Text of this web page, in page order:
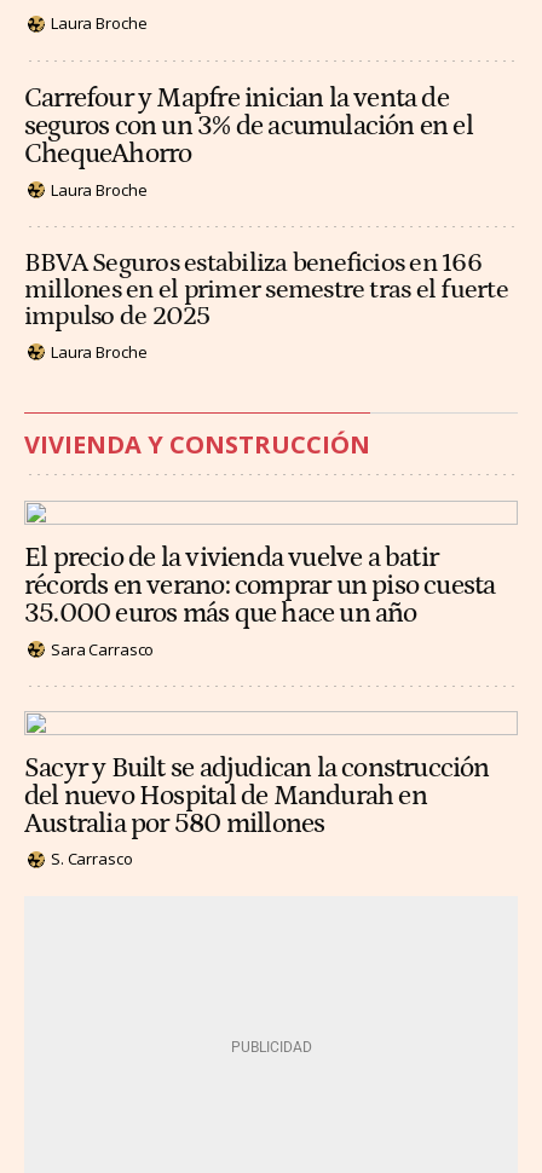
Laura Broche
Carrefour y Mapfre inician la venta de
seguros con un 3% de acumulación en el
ChequeAhorro
Laura Broche
BBVA Seguros estabiliza beneficios en 166
millones en el primer semestre tras el fuerte
impulso de 2025
Laura Broche
VIVIENDA Y CONSTRUCCIÓN
El precio de la vivienda vuelve a batir
récords en verano: comprar un piso cuesta
35.000 euros más que hace un año
Sara Carrasco
Sacyr y Built se adjudican la construcción
del nuevo Hospital de Mandurah en
Australia por 580 millones
S. Carrasco